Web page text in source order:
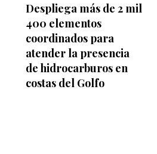
Despliega más de 2 mil
400 elementos
coordinados para
atender la presencia
de hidrocarburos en
costas del Golfo